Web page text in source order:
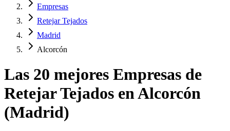
Empresas
Retejar Tejados
Madrid
Alcorcón
Las 20 mejores Empresas de
Retejar Tejados enAlcorcón
(Madrid)